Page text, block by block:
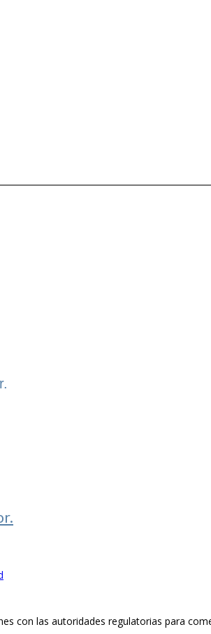
con las autoridades regulatorias para